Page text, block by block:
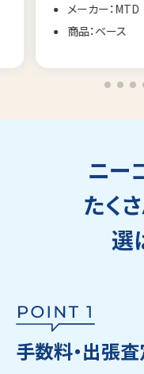
メーカー：MTD
商品：ベース
ニー
たく
選
手数料・出張